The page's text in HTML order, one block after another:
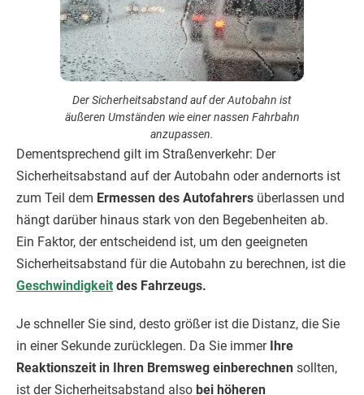
Der Sicherheitsabstand auf der Autobahn ist
äußeren Umständen wie einer nassen Fahrbahn
anzupassen.
Dementsprechend gilt im Straßenverkehr: Der
Sicherheitsabstand auf der Autobahn oder andernorts ist
zum Teil dem Ermessen des Autofahrers überlassen und
hängt darüber hinaus stark von den Begebenheiten ab.
Ein Faktor, der entscheidend ist, um den geeigneten
Sicherheitsabstand für die Autobahn zu berechnen, ist die
Geschwindigkeit des Fahrzeugs.
Je schneller Sie sind, desto größer ist die Distanz, die Sie
in einer Sekunde zurücklegen. Da Sie immer Ihre
Reaktionszeit in Ihren Bremsweg einberechnen sollten,
ist der Sicherheitsabstand also bei höheren